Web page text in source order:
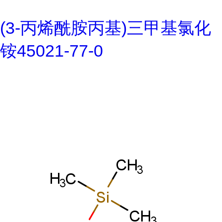
(3-丙烯酰胺丙基)三甲基氯化
铵45021-77-0